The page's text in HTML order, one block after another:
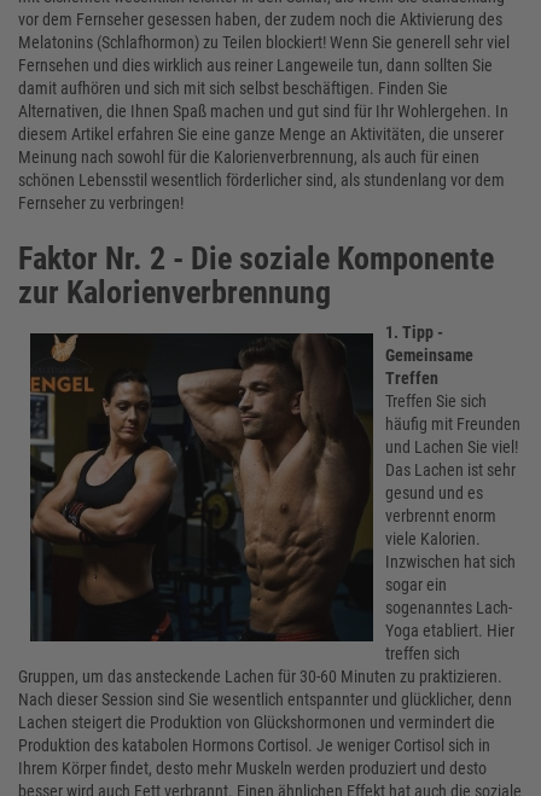
vor dem Fernseher gesessen haben, der zudem noch die Aktivierung des
Melatonins (Schlafhormon) zu Teilen blockiert! Wenn Sie generell sehr viel
Fernsehen und dies wirklich aus reiner Langeweile tun, dann sollten Sie
damit aufhören und sich mit sich selbst beschäftigen. Finden Sie
Alternativen, die Ihnen Spaß machen und gut sind für Ihr Wohlergehen. In
diesem Artikel erfahren Sie eine ganze Menge an Aktivitäten, die unserer
Meinung nach sowohl für die Kalorienverbrennung, als auch für einen
schönen Lebensstil wesentlich förderlicher sind, als stundenlang vor dem
Fernseher zu verbringen!
Faktor Nr. 2 - Die soziale Komponente
zur Kalorienverbrennung
1. Tipp -
Gemeinsame
Treffen
Treffen Sie sich
häufig mit Freunden
und Lachen Sie viel!
Das Lachen ist sehr
gesund und es
verbrennt enorm
viele Kalorien.
Inzwischen hat sich
sogar ein
sogenanntes Lach-
Yoga etabliert. Hier
treffen sich
Gruppen, um das ansteckende Lachen für 30-60 Minuten zu praktizieren.
Nach dieser Session sind Sie wesentlich entspannter und glücklicher, denn
Lachen steigert die Produktion von Glückshormonen und vermindert die
Produktion des katabolen Hormons Cortisol. Je weniger Cortisol sich in
Ihrem Körper findet, desto mehr Muskeln werden produziert und desto
besser wird auch Fett verbrannt. Einen ähnlichen Effekt hat auch die soziale